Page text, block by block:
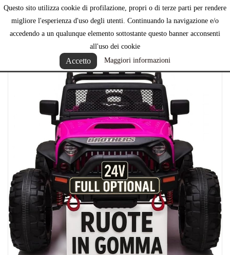
Questo sito utilizza cookie di profilazione, propri o di terze parti per rendere
migliore l'esperienza d'uso degli utenti. Continuando la navigazione e/o
accedendo a un qualunque elemento sottostante questo banner acconsenti
all'uso dei cookie
Accetto Maggiori informazioni
